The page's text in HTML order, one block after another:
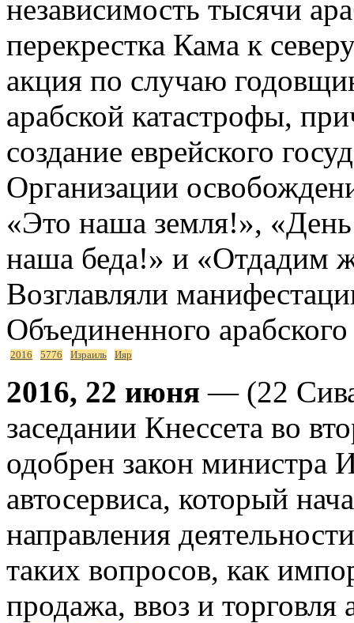
независимость тысячи
перекрестка Кама к
акция по случаю
арабской катастрофы,
создание еврейского
Организации
«Это наша земля!»,
наша беда!» и «Отдадим
Возглавляли
Объединенного
2016 5776 Израиль Ияр
2016, 22 июня — (22
заседании Кнессета во
одобрен закон министра
автосервиса, который
направления
таких вопросов, как
продажа, ввоз и торговля